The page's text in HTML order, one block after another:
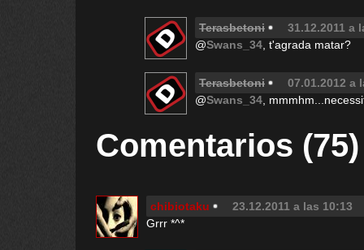
Terasbetoni
31.12.2011 a
@Swans_34 , t'agrada matar?
Terasbetoni
07.01.2012 a
@Swans_34 ,
Comentarios (75)
chibiotaku
23.12.2011 a las 10:13
Grrr *^*